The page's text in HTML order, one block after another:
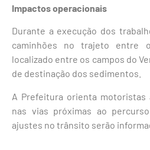
Impactos operacionais
Durante a execução dos
caminhões no trajeto entre
localizado entre os campos do
de destinação dos sedimentos.
A Prefeitura orienta motoristas
nas vias próximas ao
ajustes no trânsito serão